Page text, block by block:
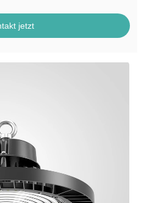
jetzt